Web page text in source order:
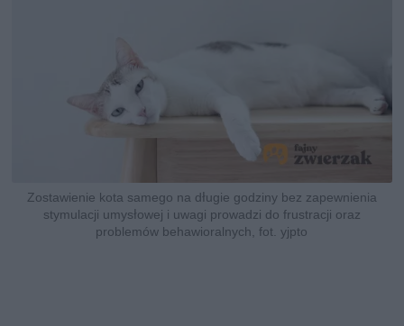
Zostawienie kota samego na długie godziny bez zapewnienia
stymulacji umysłowej i uwagi prowadzi do frustracji oraz
problemów behawioralnych, fot. yjpto